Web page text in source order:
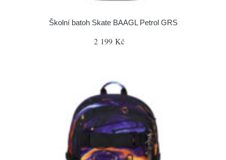
Školní batoh Skate BAAGL Petrol GRS
2 199 Kč